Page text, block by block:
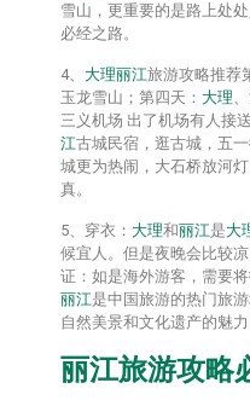
雪山，更重要的是路上处
必经之路。
4、 大理丽江旅游攻略推荐
玉龙雪山；第四天： 大理
三义机场 出了机场有人接
江古城民宿，逛古城，五
城更为热闹，大石桥放河
真。
5、穿衣： 大理和丽江是大
候宜人。但是夜晚会比较
证：如是海外游客，需要
丽江是中国旅游的热门旅
自然美景和文化遗产的魅力
丽江旅游攻略